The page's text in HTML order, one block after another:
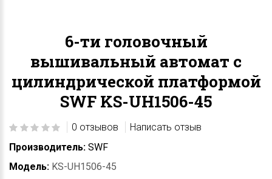
6-ти головочный
вышивальный автомат с
цилиндрической платформой
SWF KS-UH1506-45
0 отзывов
Написать отзыв
Производитель: SWF
Модель: KS-UH1506-45